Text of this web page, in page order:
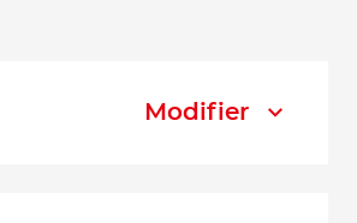
Modifier